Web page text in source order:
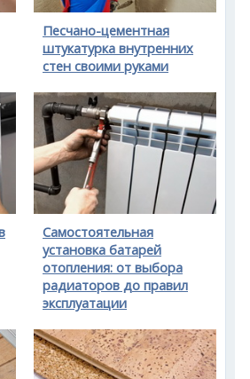
Песчано-цементная
штукатурка внутренних
стен своими руками
Самостоятельная
установка батарей
отопления: от выбора
радиаторов до правил
эксплуатации